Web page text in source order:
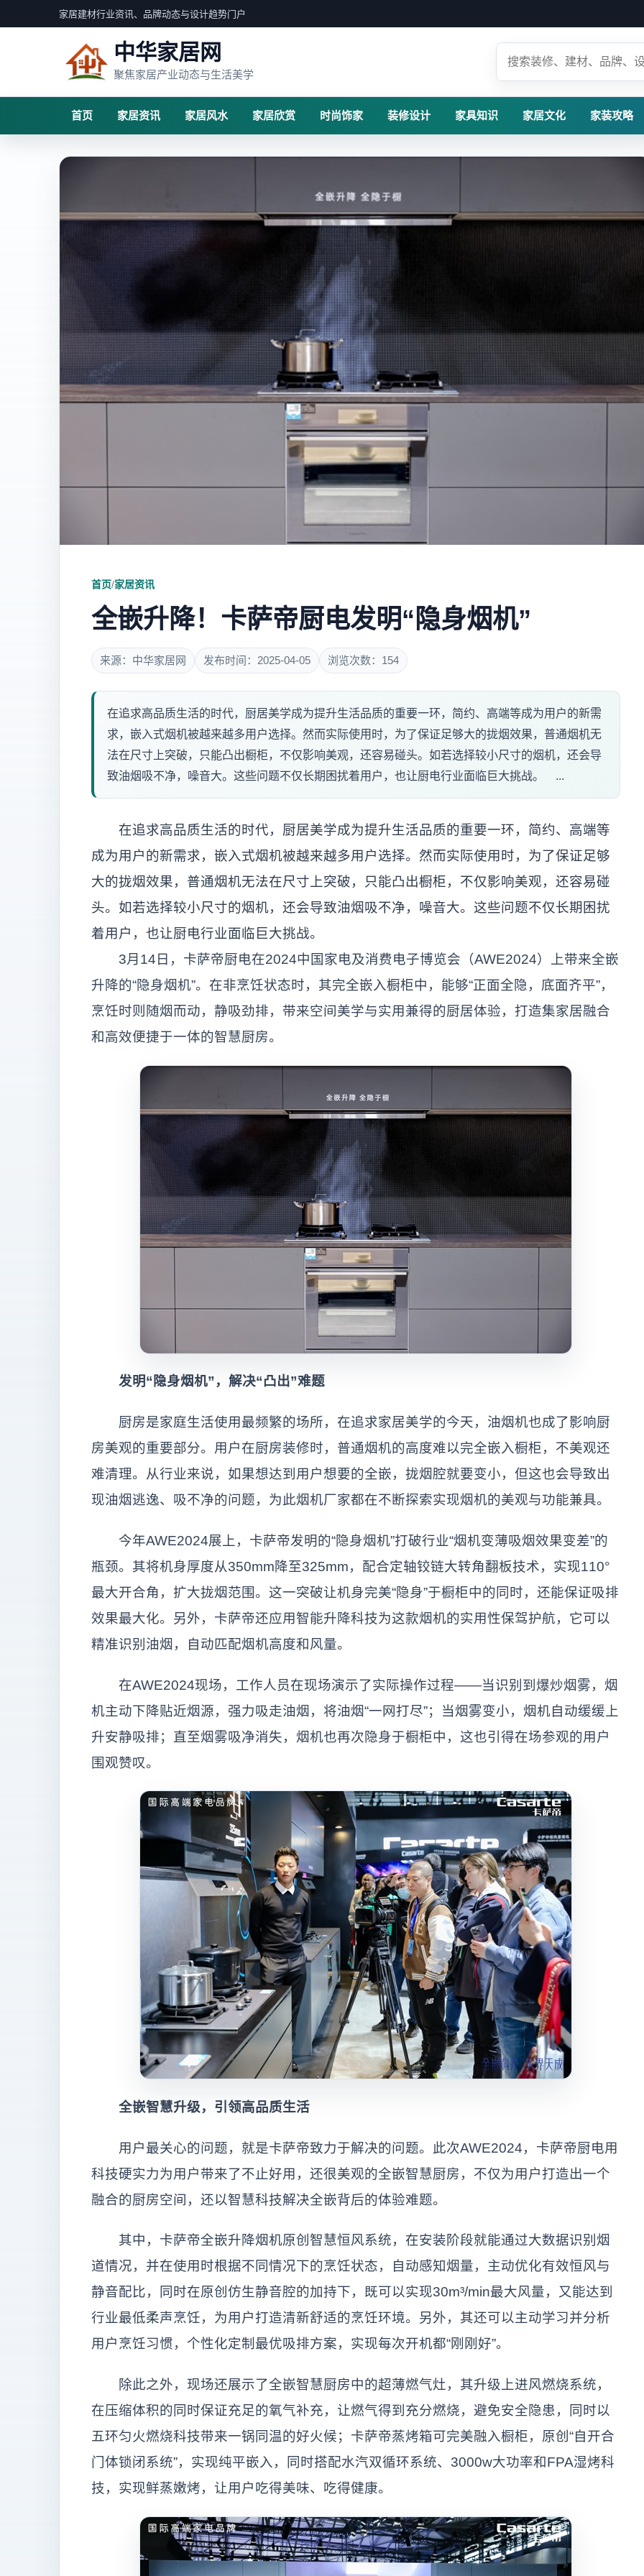
家居建材行业资讯、品牌动态与设计趋势门户
中华家居网
聚焦家居产业动态与生活美学
首页 家居资讯 家居风水 家居欣赏 时尚饰家 装修设计 家具知识 家居文化 家装攻略
首页/家居资讯
全嵌升降！卡萨帝厨电发明“隐身烟机”
来源：中华家居网 发布时间：2025-04-05 浏览次数：154
在追求高品质生活的时代，厨居美学成为提升生活品质的重要一环，简约、高端等成为用户的新需
求，嵌入式烟机被越来越多用户选择。然而实际使用时，为了保证足够大的拢烟效果，普通烟机无
法在尺寸上突破，只能凸出橱柜，不仅影响美观，还容易碰头。如若选择较小尺寸的烟机，还会导
致油烟吸不净，噪音大。这些问题不仅长期困扰着用户，也让厨电行业面临巨大挑战。 ...
在追求高品质生活的时代，厨居美学成为提升生活品质的重要一环，简约、高端等
成为用户的新需求，嵌入式烟机被越来越多用户选择。然而实际使用时，为了保证足够
大的拢烟效果，普通烟机无法在尺寸上突破，只能凸出橱柜，不仅影响美观，还容易碰
头。如若选择较小尺寸的烟机，还会导致油烟吸不净，噪音大。这些问题不仅长期困扰
着用户，也让厨电行业面临巨大挑战。
3月14日，卡萨帝厨电在2024中国家电及消费电子博览会（AWE2024）上带来全嵌
升降的“隐身烟机”。在非烹饪状态时，其完全嵌入橱柜中，能够“正面全隐，底面齐平”，
烹饪时则随烟而动，静吸劲排，带来空间美学与实用兼得的厨居体验，打造集家居融合
和高效便捷于一体的智慧厨房。
发明“隐身烟机”，解决“凸出”难题
厨房是家庭生活使用最频繁的场所，在追求家居美学的今天，油烟机也成了影响厨
房美观的重要部分。用户在厨房装修时，普通烟机的高度难以完全嵌入橱柜，不美观还
难清理。从行业来说，如果想达到用户想要的全嵌，拢烟腔就要变小，但这也会导致出
现油烟逃逸、吸不净的问题，为此烟机厂家都在不断探索实现烟机的美观与功能兼具。
今年AWE2024展上，卡萨帝发明的“隐身烟机”打破行业“烟机变薄吸烟效果变差”的
瓶颈。其将机身厚度从350mm降至325mm，配合定轴铰链大转角翻板技术，实现110°
最大开合角，扩大拢烟范围。这一突破让机身完美“隐身”于橱柜中的同时，还能保证吸排
效果最大化。另外，卡萨帝还应用智能升降科技为这款烟机的实用性保驾护航，它可以
精准识别油烟，自动匹配烟机高度和风量。
在AWE2024现场，工作人员在现场演示了实际操作过程——当识别到爆炒烟雾，烟
机主动下降贴近烟源，强力吸走油烟，将油烟“一网打尽”；当烟雾变小，烟机自动缓缓上
升安静吸排；直至烟雾吸净消失，烟机也再次隐身于橱柜中，这也引得在场参观的用户
围观赞叹。
全嵌智慧升级，引领高品质生活
用户最关心的问题，就是卡萨帝致力于解决的问题。此次AWE2024，卡萨帝厨电用
科技硬实力为用户带来了不止好用，还很美观的全嵌智慧厨房，不仅为用户打造出一个
融合的厨房空间，还以智慧科技解决全嵌背后的体验难题。
其中，卡萨帝全嵌升降烟机原创智慧恒风系统，在安装阶段就能通过大数据识别烟
道情况，并在使用时根据不同情况下的烹饪状态，自动感知烟量，主动优化有效恒风与
静音配比，同时在原创仿生静音腔的加持下，既可以实现30m³/min最大风量，又能达到
行业最低柔声烹饪，为用户打造清新舒适的烹饪环境。另外，其还可以主动学习并分析
用户烹饪习惯，个性化定制最优吸排方案，实现每次开机都“刚刚好”。
除此之外，现场还展示了全嵌智慧厨房中的超薄燃气灶，其升级上进风燃烧系统，
在压缩体积的同时保证充足的氧气补充，让燃气得到充分燃烧，避免安全隐患，同时以
五环匀火燃烧科技带来一锅同温的好火候；卡萨帝蒸烤箱可完美融入橱柜，原创“自开合
门体锁闭系统”，实现纯平嵌入，同时搭配水汽双循环系统、3000w大功率和FPA湿烤科
技，实现鲜蒸嫩烤，让用户吃得美味、吃得健康。